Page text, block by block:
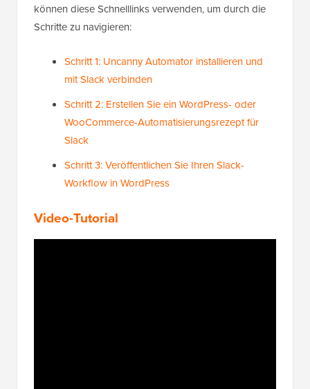
können diese Schnelllinks verwenden, um durch die
Schritte zu navigieren:
Schritt 1: Uncanny Automator installieren und
mit Slack verbinden
Schritt 2: Erstellen Sie ein WordPress- oder
WooCommerce-Automatisierungsrezept für
Slack
Schritt 3: Veröffentlichen Sie Ihren Slack-
Workflow in WordPress
Video-Tutorial